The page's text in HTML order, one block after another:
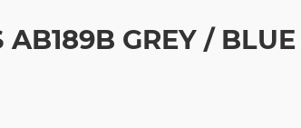
AB189B GREY /